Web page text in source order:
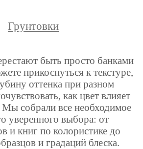
Грунтовки
быть просто банками
прикоснуться к текстуре,
оттенка при разном
как цвет влияет
Мы собрали все необходимое
уверенного выбора: от
и книг по колористике до
и градаций блеска.